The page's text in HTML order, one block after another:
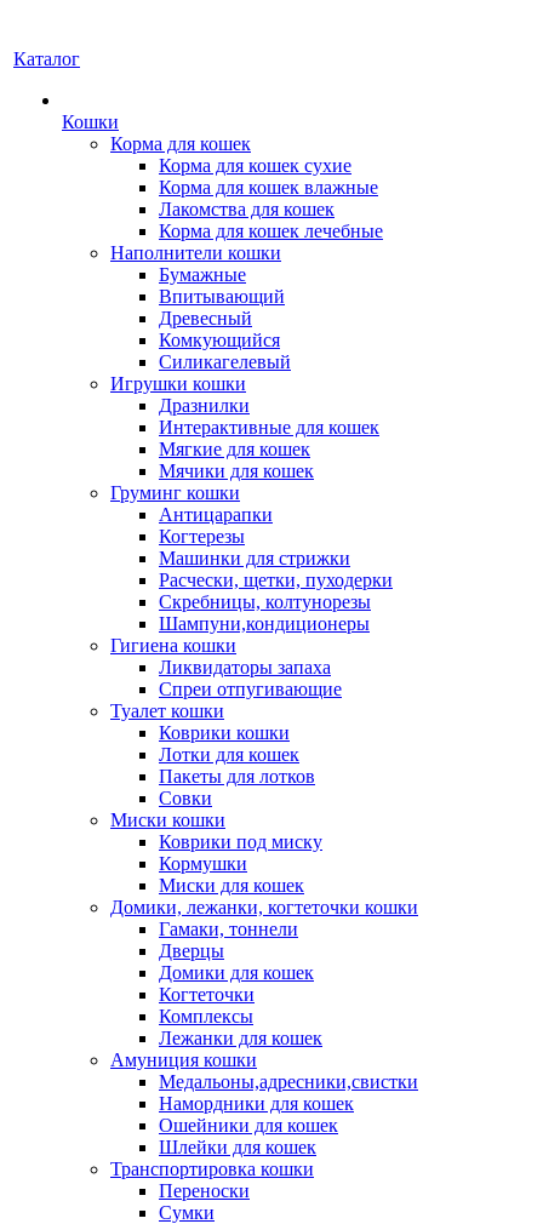
Каталог
Кошки
Корма для кошек
Корма для кошек сухие
Корма для кошек влажные
Лакомства для кошек
Корма для кошек лечебные
Наполнители кошки
Бумажные
Впитывающий
Древесный
Комкующийся
Силикагелевый
Игрушки кошки
Дразнилки
Интерактивные для кошек
Мягкие для кошек
Мячики для кошек
Груминг кошки
Антицарапки
Когтерезы
Машинки для стрижки
Расчески, щетки, пуходерки
Скребницы, колтунорезы
Шампуни,кондиционеры
Гигиена кошки
Ликвидаторы запаха
Спреи отпугивающие
Туалет кошки
Коврики кошки
Лотки для кошек
Пакеты для лотков
Совки
Миски кошки
Коврики под миску
Кормушки
Миски для кошек
Домики, лежанки, когтеточки кошки
Гамаки, тоннели
Дверцы
Домики для кошек
Когтеточки
Комплексы
Лежанки для кошек
Амуниция кошки
Медальоны,адресники,свистки
Намордники для кошек
Ошейники для кошек
Шлейки для кошек
Транспортировка кошки
Переноски
Сумки